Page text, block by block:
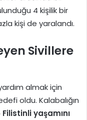
4 kişilik bir
kişi de yaralandı.
Sivillere
almak için
oldu. Kalabalığın
Filistinli yaşamını